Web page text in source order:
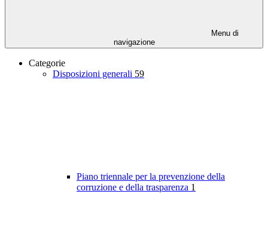
Menu di
navigazione
Categorie
Disposizioni generali 59
Piano triennale per la prevenzione della
corruzione e della trasparenza 1